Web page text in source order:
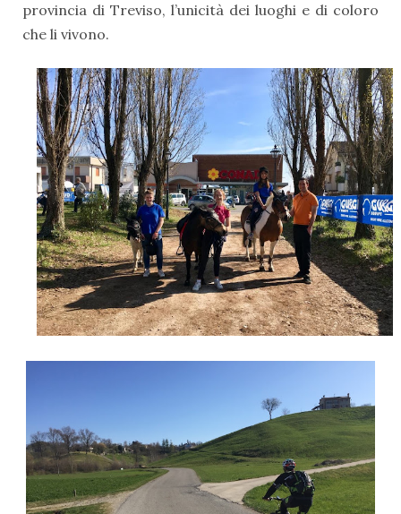
provincia di Treviso, l’unicità dei luoghi e di coloro
che li vivono.